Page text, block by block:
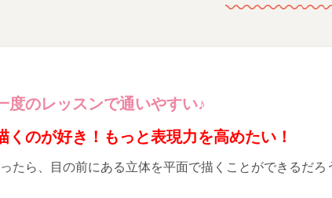
度のレッスンで通いやすい♪
くのが好き！もっと表現力を高めたい！
たら、目の前にある立体を平面で描くことができるだろ